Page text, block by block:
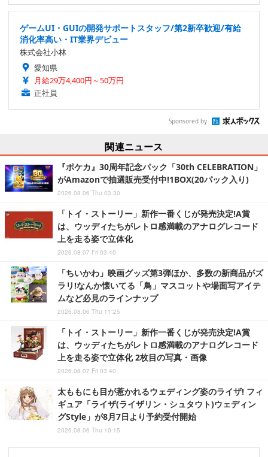
ゲームUI・GUIの開発サポートスタッフ/第2新卒歓迎/有給
消化率高い・IT業界デビュー
株式会社小林
愛知県
月給29万4,400円～50万円
正社員
Sponsored by
関連ニュース
『ポケカ』30周年記念パック「30th CELEBRATION」
がAmazonで抽選販売受付中!1BOX(20パック入り)
2026.08.06 Thu 03:30
「トイ・ストーリー」新作一番くじが発売決定!A賞
は、ウッディたちがレトロ感満載のアナログレコード
上を走る姿で立体化
2026.08.07 Fri 03:40
「ちいかわ」映画グッズ第3弾ほか、多数の新商品がズ
ラリ!なんか懐いてる「鳥」マスコットや場面写アイテ
ムなど必見のラインナップ
2026.08.06 Thu 11:25
「トイ・ストーリー」新作一番くじが発売決定!A賞
は、ウッディたちがレトロ感満載のアナログレコード
上を走る姿で立体化 2枚目の写真・画像
2026.08.07 Fri 03:40
太ももにも目が惹かれるウェディング姿のライザ! フィ
ギュア「ライザ(ライザリン・シュタウト)ウェディン
グStyle」が8月7日より予約受付開始
2026.08.06 Thu 10:15